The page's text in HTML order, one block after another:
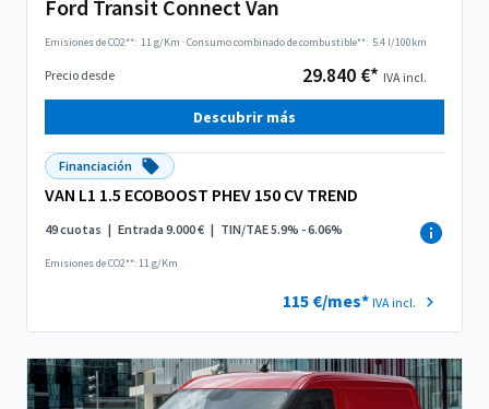
Ford Transit Connect Van
Emisiones de CO2**: 11 g/Km ·Consumo combinado de combustible**: 5.4 l/100km
Precio desde 29.840 €* IVA incl.
Descubrir más
Financiación
VAN L1 1.5 ECOBOOST PHEV 150 CV TREND
49 cuotas | Entrada 9.000 € | TIN/TAE 5.9% - 6.06%
Emisiones de CO2**: 11 g/Km
115 €/mes* IVA incl.